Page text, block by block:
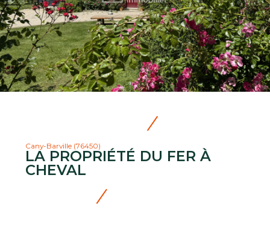
Cany-Barville (76450)
LA PROPRIÉTÉ DU FER À
CHEVAL